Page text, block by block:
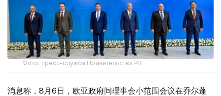
Фото: пресс-служба Правительства РК
消息称，8月6日，欧亚政府间理事会小范围会议在乔尔蓬